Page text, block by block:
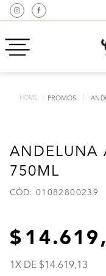
PROMOS
ANDELUNA
750ML
: 01082800239
14.619,
1 X DE 14.619,13